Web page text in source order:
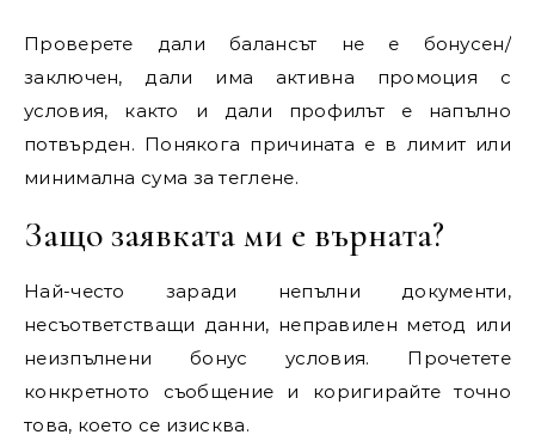
Проверете дали балансът не е бонусен/
заключен, дали има активна промоция с
условия, както и дали профилът е напълно
потвърден. Понякога причината е в лимит или
минимална сума за теглене.
Защо заявката ми е върната?
Най-често заради непълни документи,
несъответстващи данни, неправилен метод или
неизпълнени бонус условия. Прочетете
конкретното съобщение и коригирайте точно
това, което се изисква.